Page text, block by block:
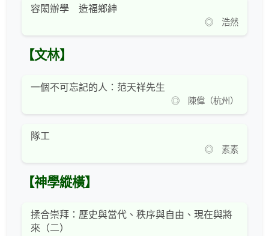
容閎辦學 造福鄉紳
◎ 浩然
【文林】
一個不可忘記的人：范天祥先生
◎ 陳偉（杭州）
隊工
◎ 素素
【神學縱橫】
揉合崇拜：歷史與當代、秩序與自由、現在與將
來（二）